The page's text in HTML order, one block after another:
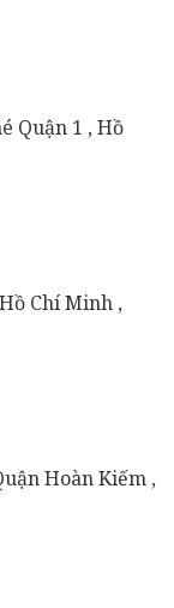
Quận 1 , Hồ
Chí Minh ,
Hoàn Kiếm ,